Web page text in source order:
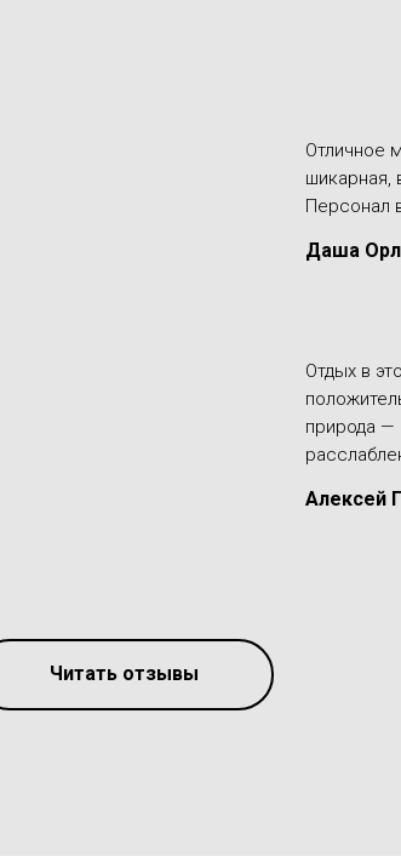
Отличное
шикарная,
Персонал
Даша
Отдых в
природа —
Алексей
Читать отзывы